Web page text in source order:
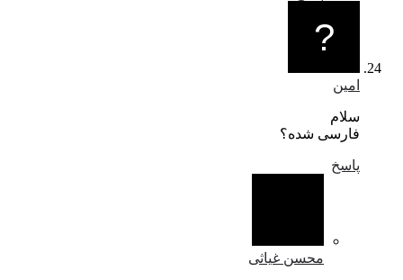
فارسی شده؟
محسن غیاثی